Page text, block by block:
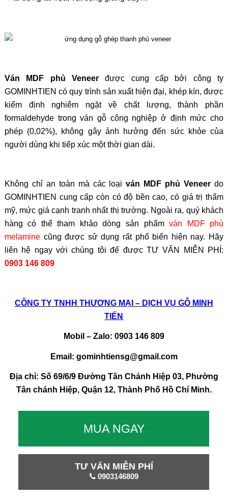
Ván MDF phủ Veneerđược cung cấp bởi công ty
GOMINHTIEN có quy trình sản xuất hiện đại, khép kín, được
kiểm định nghiêm ngặt về chất lượng, thành phần
formaldehyde trong ván gỗ công nghiệp ở định mức cho
phép (0,02%), không gây ảnh hưởng đến sức khỏe của
người dùng khi tiếp xúc một thời gian dài.
Không chỉ an toàn mà các loạiván MDF phủ Veneer do
GOMINHTIEN cung cấp còn có độ bền cao, có giá trị thẩm
mỹ, mức giá cạnh tranh nhất thị trường. Ngoài ra, quý khách
hàng có thể tham khảo dòng sản phẩmván MDF phủ
melaminecũng được sử dụng rất phổ biến hiện nay. Hãy
liên hệ ngay với chúng tôi để được TƯ VẤN MIỄN PHÍ:
0903 146 809
CÔNG TY TNHH THƯƠNG MẠI – DỊCH VỤ GỖ MINH
TIẾN
Mobil – Zalo: 0903 146 809
Email: gominhtiensg@gmail.com
Địa chỉ: Số 69/6/9 Đường Tân Chánh Hiệp 03, Phường
Tân chánh Hiệp, Quận 12, Thành Phố Hồ Chí Minh.
MUA NGAY
TƯ VẤN MIỄN PHÍ
0903146809